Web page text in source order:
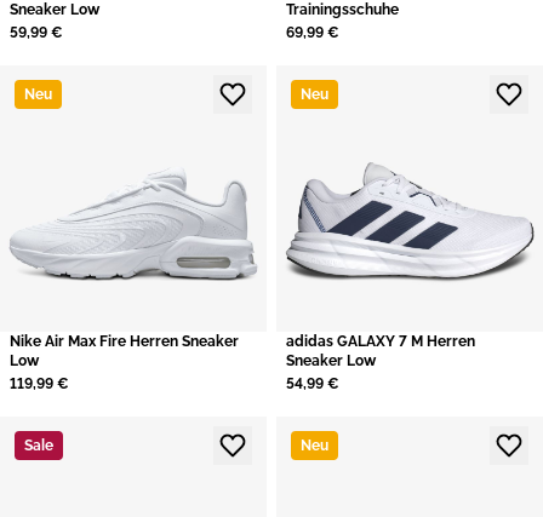
Sneaker Low
59,99 €
Trainingsschuhe
69,99 €
Neu
Nike Air Max Fire Herren Sneaker
Low
119,99 €
Neu
adidas GALAXY 7 M Herren
Sneaker Low
54,99 €
Sale Neu